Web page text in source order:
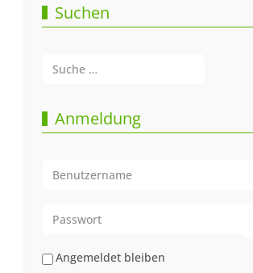
Suchen
Anmeldung
Angemeldet bleiben